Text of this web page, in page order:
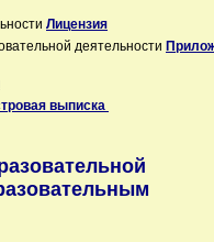
Лицензия
деятельности
выписка